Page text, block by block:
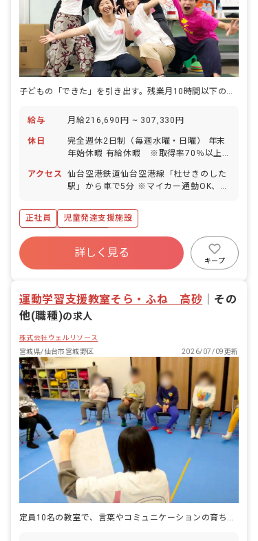
子どもの「できた」を引き出す。残業月10時間以下の療育現場。
給与 月給216,690円 ~ 307,330円
休日
完全週休2日制（毎週水曜・日曜） 年末
年始休暇 有給休暇 ※取得率70％以上
暇 産前産後・育児休暇 ※取得率
100％、復帰率80％ 介護・看護休暇
アクセス
仙台空港鉄道仙台空港線「杜せきのした
駅」から車で5分 ※マイカー通勤OK、無
正社員
児童発達支援施設
ボーナス・賞与あり
寮・住宅・家賃補助あり
社会保険完備
残業少なめ
昇給昇進あり
詳しく見る
キープ
運動学習支援教室そら・ふね 高砂
その
他(職種)の求人
株式会社ウェルリソース
宮城県/仙台市宮城野区
2026/07/09更新
定員10名の教室で、言葉やコミュニケーションの育ちにじっくり向き合う仕事です。